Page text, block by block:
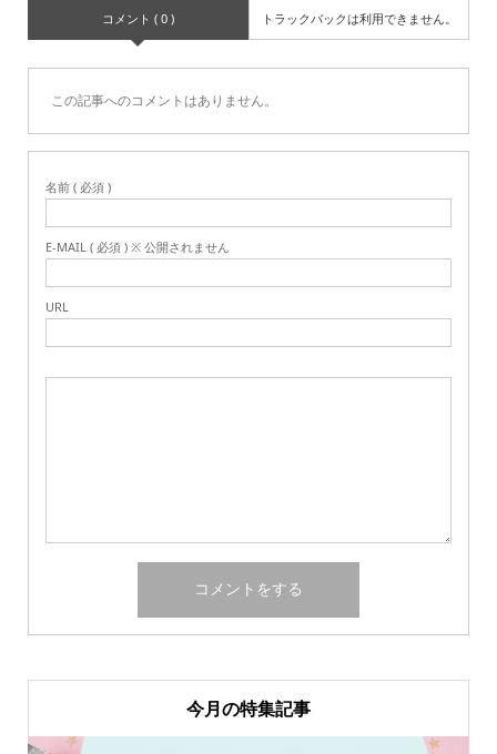
コメント ( 0 ) トラックバックは利用できません。
この記事へのコメントはありません。
名前 ( 必須 )
E-MAIL ( 必須 ) ※ 公開されません
URL
今月の特集記事